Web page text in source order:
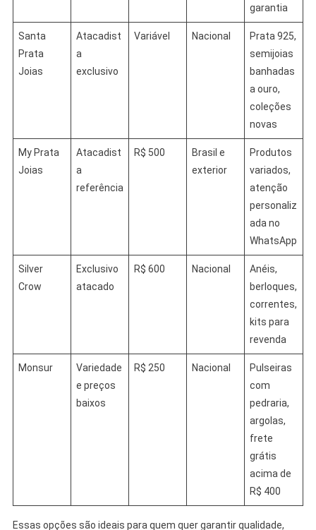
garantia
Santa
Prata
Joias
Atacadist
a
exclusivo
Variável Nacional
Prata 925,
semijoias
banhadas
a ouro,
coleções
novas
My Prata
Joias
Atacadist
a
referência
R$ 500
Brasil e
exterior
Produtos
variados,
atenção
personaliz
ada no
WhatsApp
Silver
Crow
Exclusivo
atacado
R$ 600 Nacional
Anéis,
berloques,
correntes,
kits para
revenda
Monsur
Variedade
e preços
baixos
R$ 250 Nacional
Pulseiras
com
pedraria,
argolas,
frete
grátis
acima de
R$ 400
Essas opções são ideais para quem quer garantir qualidade,